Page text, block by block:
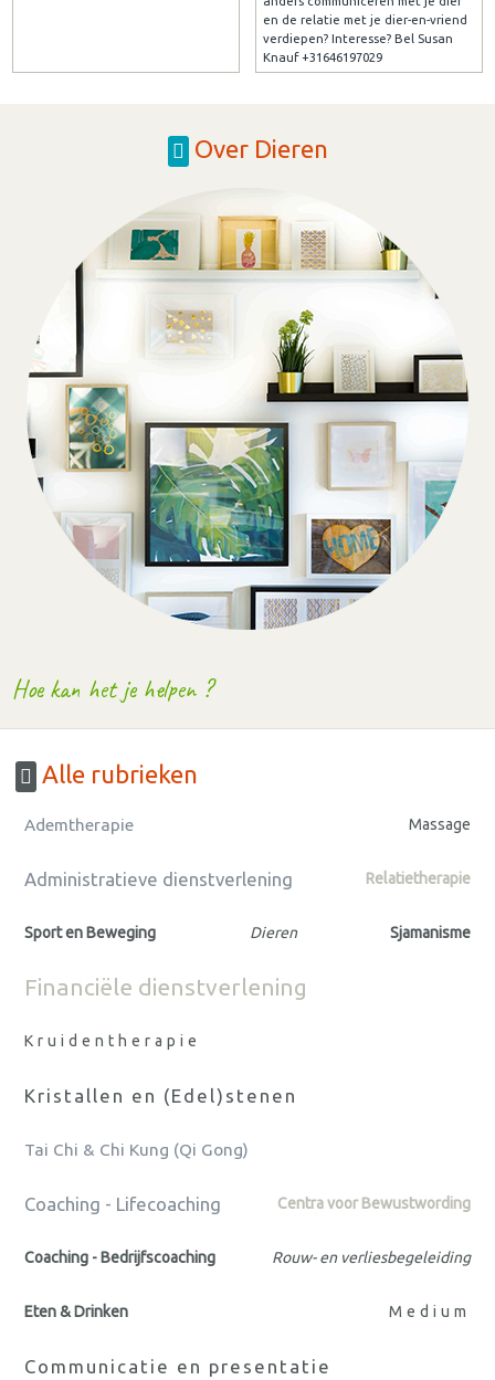
en de relatie met je dier-en-vriend
verdiepen? Interesse? Bel Susan
Knauf +31646197029
Over Dieren
Hoe kan het je helpen ?
Alle rubrieken
Ademtherapie Massage
Administratieve dienstverlening Relatietherapie
Sport en Beweging Dieren Sjamanisme
Financiële dienstverlening
Kruidentherapie
Kristallen en (Edel)stenen
Tai Chi & Chi Kung (Qi Gong)
Coaching - Lifecoaching Centra voor Bewustwording
Coaching - Bedrijfscoaching Rouw- en verliesbegeleiding
Eten & Drinken Medium
Communicatie en presentatie